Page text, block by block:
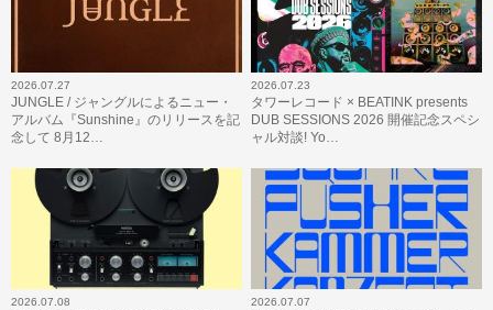
2026.07.27
JUNGLE / ジャングルによるニュー・
アルバム『Sunshine』のリリースを記
念して 8月12…
2026.07.23
タワーレコード × BEATINK presents
DUB SESSIONS 2026 開催記念スペシ
ャル対談! Yo…
2026.07.08 2026.07.07